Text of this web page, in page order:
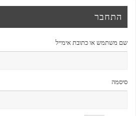
התחבר
שם משתמש או כתובת אימייל
סיסמה